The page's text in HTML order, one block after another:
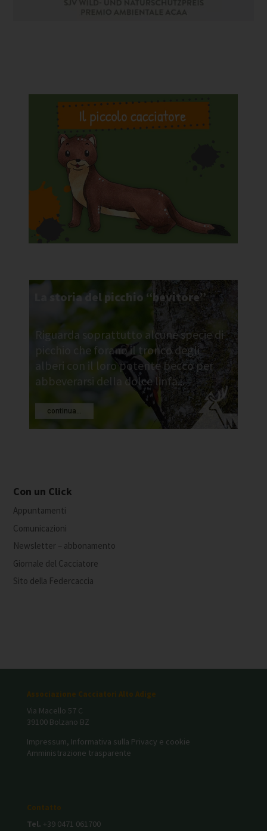
La storia del picchio “bevitore”
Riguarda soprattutto alcune specie di
picchio che forano il tronco degli
alberi con il loro potente becco per
abbeverarsi della dolce linfa...
continua...
Con un Click
Appuntamenti
Comunicazioni
Newsletter – abbonamento
Giornale del Cacciatore
Sito della Federcaccia
Associazione Cacciatori Alto Adige
Via Macello 57 C
39100 Bolzano BZ
Impressum, Informativa sulla Privacy e cookie
Amministrazione trasparente
Contatto
Tel. +39 0471 061700